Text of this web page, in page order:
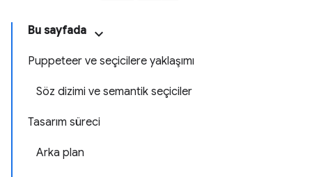
Bu sayfada
Puppeteer ve seçicilere yaklaşımı
Söz dizimi ve semantik seçiciler
Tasarım süreci
Arka plan